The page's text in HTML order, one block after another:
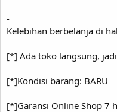
-
Kelebihan berbelanja di
[*] Ada toko langsung,
[*]Kondisi barang: BARU
[*]Garansi Online Shop 7